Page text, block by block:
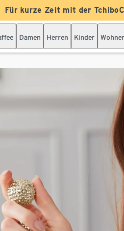
Für kurze Zeit mit der
Damen Herren Kinder